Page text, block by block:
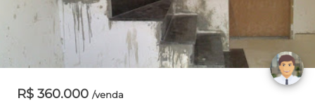
R$ 360.000 /venda